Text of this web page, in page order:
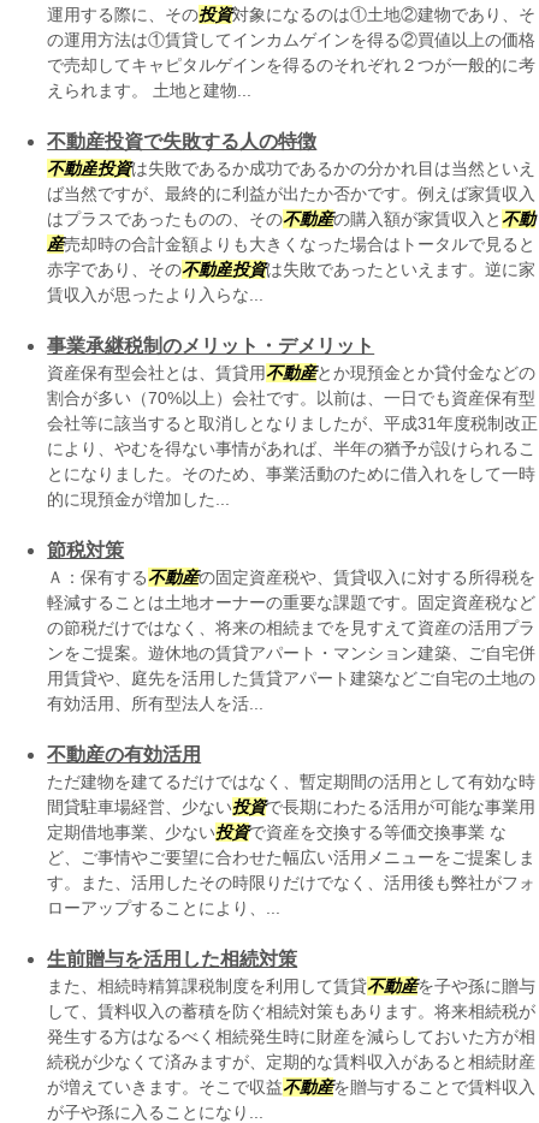
運用する際に、その投資対象になるのは①土地②建物であり、そ
の運用方法は①賃貸してインカムゲインを得る②買値以上の価格
で売却してキャピタルゲインを得るのそれぞれ２つが一般的に考
えられます。 土地と建物...
不動産投資で失敗する人の特徴
不動産投資は失敗であるか成功であるかの分かれ目は当然といえ
ば当然ですが、最終的に利益が出たか否かです。例えば家賃収入
はプラスであったものの、その不動産の購入額が家賃収入と不動
産売却時の合計金額よりも大きくなった場合はトータルで見ると
赤字であり、その不動産投資は失敗であったといえます。逆に家
賃収入が思ったより入らな...
事業承継税制のメリット・デメリット
資産保有型会社とは、賃貸用不動産とか現預金とか貸付金などの
割合が多い（70%以上）会社です。以前は、一日でも資産保有型
会社等に該当すると取消しとなりましたが、平成31年度税制改正
により、やむを得ない事情があれば、半年の猶予が設けられるこ
とになりました。そのため、事業活動のために借入れをして一時
的に現預金が増加した...
節税対策
Ａ：保有する不動産の固定資産税や、賃貸収入に対する所得税を
軽減することは土地オーナーの重要な課題です。固定資産税など
の節税だけではなく、将来の相続までを見すえて資産の活用プラ
ンをご提案。遊休地の賃貸アパート・マンション建築、ご自宅併
用賃貸や、庭先を活用した賃貸アパート建築などご自宅の土地の
有効活用、所有型法人を活...
不動産の有効活用
ただ建物を建てるだけではなく、暫定期間の活用として有効な時
間貸駐車場経営、少ない投資で長期にわたる活用が可能な事業用
定期借地事業、少ない投資で資産を交換する等価交換事業 な
ど、ご事情やご要望に合わせた幅広い活用メニューをご提案しま
す。また、活用したその時限りだけでなく、活用後も弊社がフォ
ローアップすることにより、...
生前贈与を活用した相続対策
また、相続時精算課税制度を利用して賃貸不動産を子や孫に贈与
して、賃料収入の蓄積を防ぐ相続対策もあります。将来相続税が
発生する方はなるべく相続発生時に財産を減らしておいた方が相
続税が少なくて済みますが、定期的な賃料収入があると相続財産
が増えていきます。そこで収益不動産を贈与することで賃料収入
が子や孫に入ることになり...